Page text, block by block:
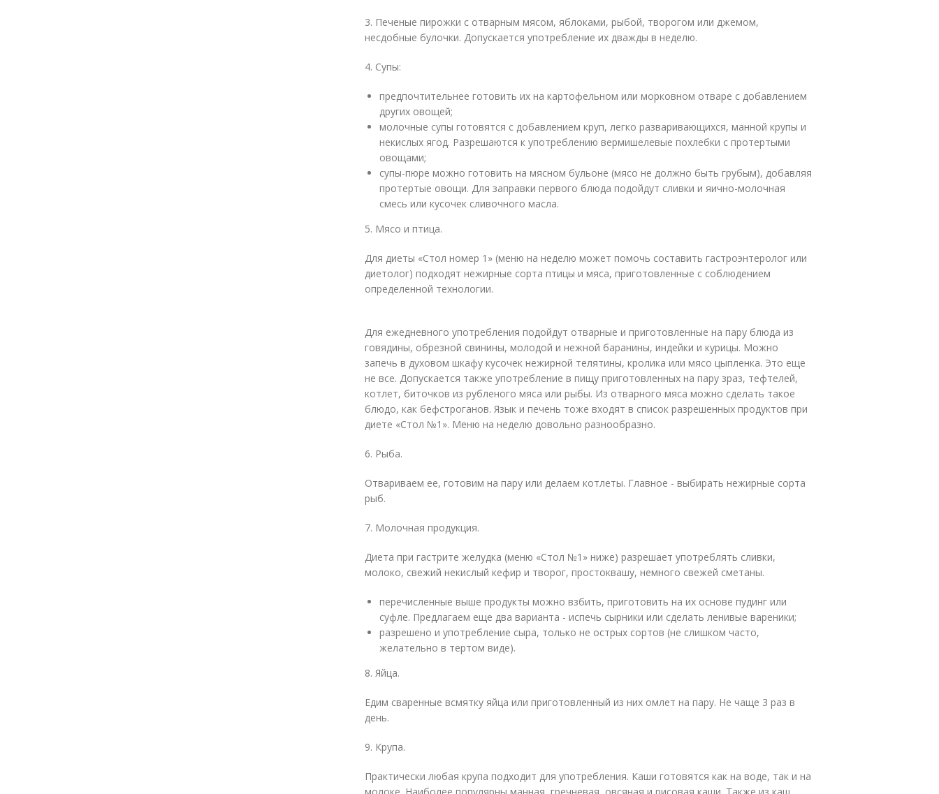
3. Печеные пирожки с отварным мясом, яблоками, рыбой, творогом или джемом,
несдобные булочки. Допускается употребление их дважды в неделю.
4. Супы:
предпочтительнее готовить их на картофельном или морковном отваре с добавлением
других овощей;
молочные супы готовятся с добавлением круп, легко разваривающихся, манной крупы и
некислых ягод. Разрешаются к употреблению вермишелевые похлебки с протертыми
овощами;
супы-пюре можно готовить на мясном бульоне (мясо не должно быть грубым), добавляя
протертые овощи. Для заправки первого блюда подойдут сливки и яично-молочная
смесь или кусочек сливочного масла.
5. Мясо и птица.
Для диеты «Стол номер 1» (меню на неделю может помочь составить гастроэнтеролог или
диетолог) подходят нежирные сорта птицы и мяса, приготовленные с соблюдением
определенной технологии.
Для ежедневного употребления подойдут отварные и приготовленные на пару блюда из
говядины, обрезной свинины, молодой и нежной баранины, индейки и курицы. Можно
запечь в духовом шкафу кусочек нежирной телятины, кролика или мясо цыпленка. Это еще
не все. Допускается также употребление в пищу приготовленных на пару зраз, тефтелей,
котлет, биточков из рубленого мяса или рыбы. Из отварного мяса можно сделать такое
блюдо, как бефстроганов. Язык и печень тоже входят в список разрешенных продуктов при
диете «Стол №1». Меню на неделю довольно разнообразно.
6. Рыба.
Отвариваем ее, готовим на пару или делаем котлеты. Главное - выбирать нежирные сорта
рыб.
7. Молочная продукция.
Диета при гастрите желудка (меню «Стол №1» ниже) разрешает употреблять сливки,
молоко, свежий некислый кефир и творог, простоквашу, немного свежей сметаны.
перечисленные выше продукты можно взбить, приготовить на их основе пудинг или
суфле. Предлагаем еще два варианта - испечь сырники или сделать ленивые вареники;
разрешено и употребление сыра, только не острых сортов (не слишком часто,
желательно в тертом виде).
8. Яйца.
Едим сваренные всмятку яйца или приготовленный из них омлет на пару. Не чаще 3 раз в
день.
9. Крупа.
Практически любая крупа подходит для употребления. Каши готовятся как на воде, так и на